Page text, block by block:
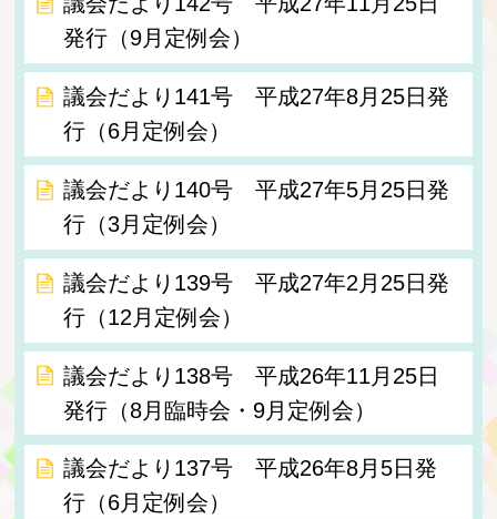
発行（9月定例会）
議会だより141号 平成27年8月25日発
行（6月定例会）
議会だより140号 平成27年5月25日発
行（3月定例会）
議会だより139号 平成27年2月25日発
行（12月定例会）
議会だより138号 平成26年11月25日
発行（8月臨時会・9月定例会）
議会だより137号 平成26年8月5日発
行（6月定例会）